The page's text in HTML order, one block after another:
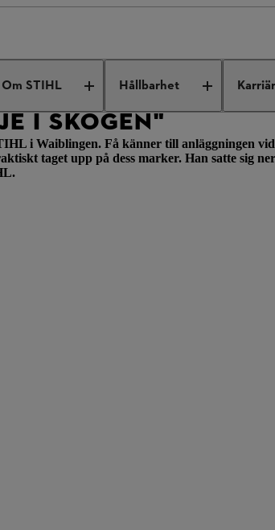
Om STIHL Hållbarhet Karriär
joy in the forest
I SKOGEN"
i Waiblingen. Få känner till anläggningen
taget upp på dess marker. Han satte sig